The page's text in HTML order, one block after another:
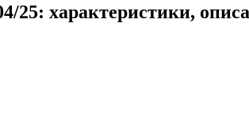
25: характеристики,